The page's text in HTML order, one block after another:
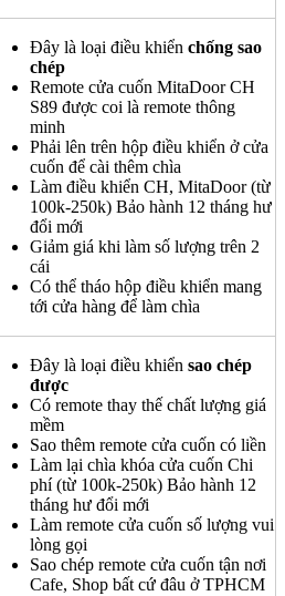
Đây là loại điều khiển chống sao
chép
Remote cửa cuốn MitaDoor CH
S89 được coi là remote thông
minh
Phải lên trên hộp điều khiển ở cửa
cuốn để cài thêm chìa
Làm điều khiển CH, MitaDoor (từ
100k-250k) Bảo hành 12 tháng hư
đổi mới
Giảm giá khi làm số lượng trên 2
cái
Có thể tháo hộp điều khiển mang
tới cửa hàng để làm chìa
Đây là loại điều khiển sao chép
được
Có remote thay thế chất lượng giá
mềm
Sao thêm remote cửa cuốn có liền
Làm lại chìa khóa cửa cuốn Chi
phí (từ 100k-250k) Bảo hành 12
tháng hư đổi mới
Làm remote cửa cuốn số lượng vui
lòng gọi
Sao chép remote cửa cuốn tận nơi
Cafe, Shop bất cứ đâu ở TPHCM